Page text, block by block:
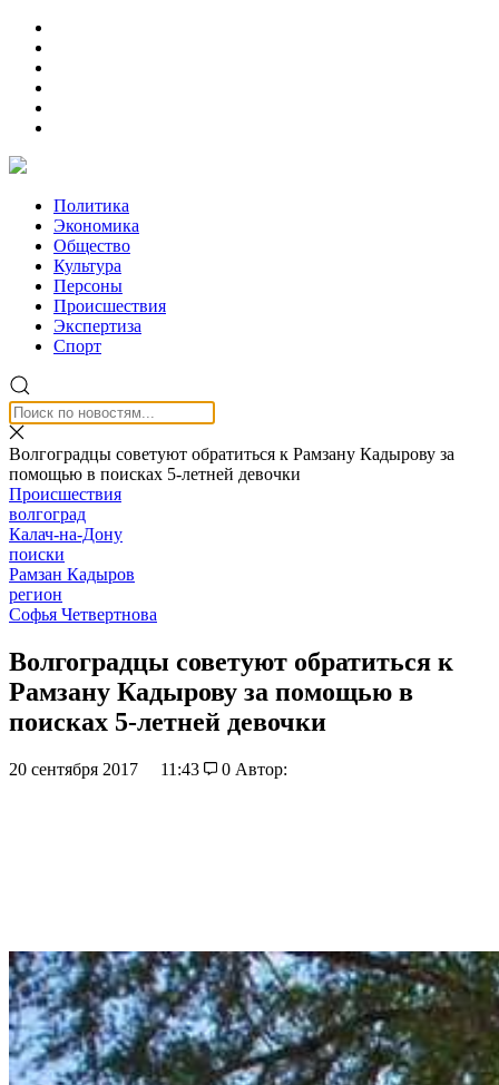
Политика
Экономика
Общество
Культура
Персоны
Происшествия
Экспертиза
Спорт
Волгоградцы советуют обратиться к Рамзану Кадырову за
помощью в поисках 5-летней девочки
Происшествия
волгоград
Калач-на-Дону
поиски
Рамзан Кадыров
регион
Софья Четвертнова
Волгоградцы советуют обратиться к
Рамзану Кадырову за помощью в
поисках 5-летней девочки
20 сентября 2017 11:43 0 Автор: